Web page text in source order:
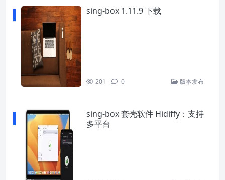
sing-box 1.11.9 下载
201 0 版本发布
sing-box 套壳软件 Hidiffy：支持
多平台